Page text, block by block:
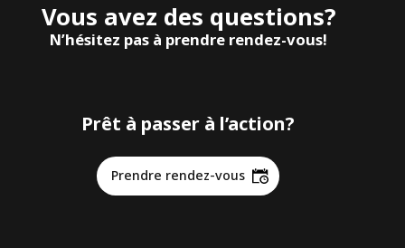
Vous avez des questions?
N’hésitez pas à prendre rendez-vous!
Prêt à passer à l’action?
Prendre rendez-vous